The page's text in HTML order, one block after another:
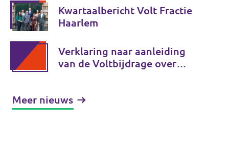
Noord-Holland
Kwartaalbericht Volt Fractie
Haarlem
Verklaring naar aanleiding
van de Voltbijdrage over
Meer nieuws